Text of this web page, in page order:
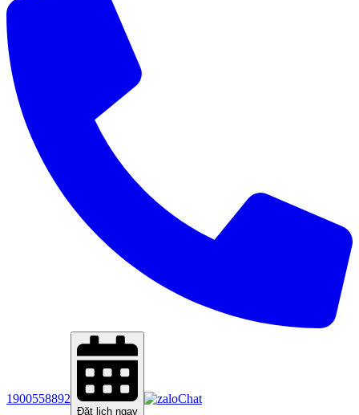
1900558892
Đặt lịch ngay
Chat